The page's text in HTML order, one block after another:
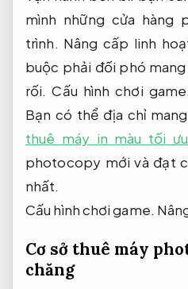
mình những cửa hàng
trình. Nâng cấp linh
buộc phải đối phó
rối.Cấu hình chơi game.
Bạn có thể địa chỉ
thuê máy in màu tối
photocopy mới và đạt
nhất.
Cấu hình chơi game.
Cơ sở thuê máy
chăng